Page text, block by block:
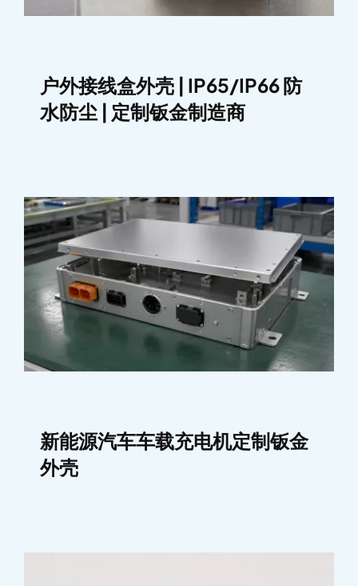
户外接线盒外壳 | IP65/IP66 防
水防尘 | 定制钣金制造商
新能源汽车车载充电机定制钣金
外壳